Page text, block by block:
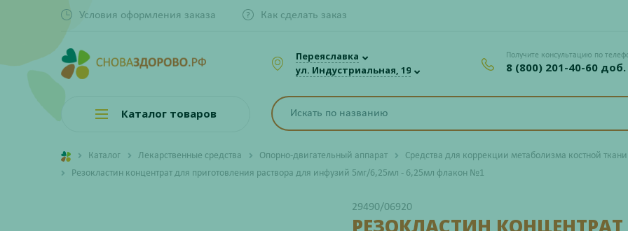
Условия оформления заказа Как сделать заказ
Переяславка
ул. Индустриальная, 19
Получите консультацию по
8 (800) 201-40-60 доб.
Каталог товаров
Каталог Лекарственные средства Опорно-двигательный аппарат
Средства для коррекции метаболизма костной ткани
Резокластин концентрат для приготовления раствора для инфузий 5мг/6,25мл - 6,25мл флакон №1
29490/06920